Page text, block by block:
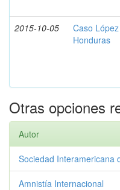
2015-10-05
Caso
Honduras
Otras opciones
Autor
Sociedad Interamericana
Amnistía Internacional